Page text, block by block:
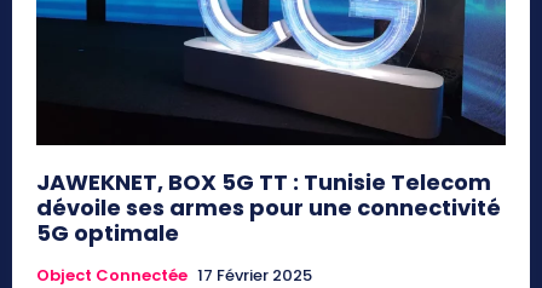
JAWEKNET, BOX 5G TT : Tunisie Telecom
dévoile ses armes pour une connectivité
5G optimale
Object Connectée 17 Février 2025